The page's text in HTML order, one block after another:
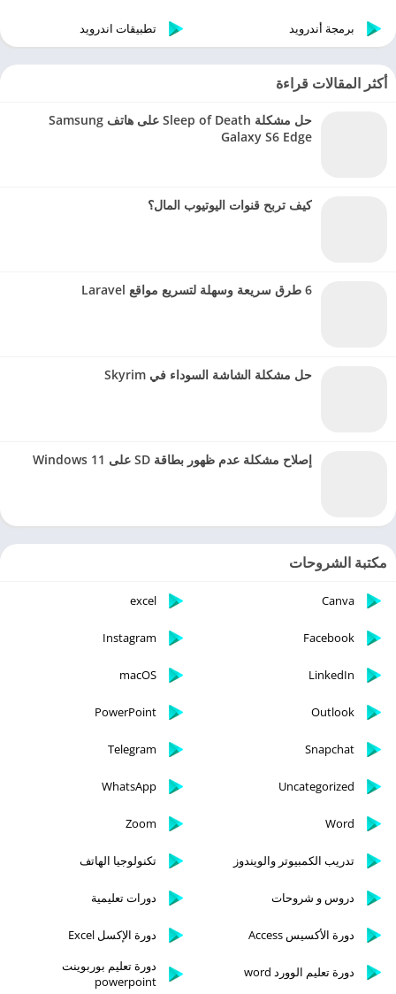
برمجة أندرويد تطبيقات اندرويد
أكثر المقالات قراءة
حل مشكلة Sleep of Death على هاتف Samsung
Galaxy S6 Edge
كيف تربح قنوات اليوتيوب المال؟
6 طرق سريعة وسهلة لتسريع مواقع Laravel
حل مشكلة الشاشة السوداء في Skyrim
إصلاح مشكلة عدم ظهور بطاقة SD على Windows 11
مكتبة الشروحات
Canva
excel
Facebook
Instagram
LinkedIn
macOS
Outlook
PowerPoint
Snapchat
Telegram
Uncategorized
WhatsApp
Word
Zoom
تدريب الكمبيوتر والويندوز تكنولوجيا الهاتف
دروس و شروحات دورات تعليمية
دورة الأكسيس Access دورة الإكسل Excel
دورة تعليم الوورد word
دورة تعليم بوربوينت
powerpoint